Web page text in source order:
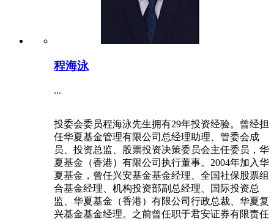
程海泳
...
投委会委员程海泳先生拥有29年投资经验。曾经担
任华夏基金管理有限公司总经理助理、管委会成
员、投资总监、股票投资决策委员会主任委员，华
夏基金（香港）有限公司执行董事。2004年加入华
夏基金，曾任兴安基金基金经理、全国社保股票组
合基金经理、机构投资部副总经理、国际投资总
监、华夏基金（香港）有限公司行政总裁、华夏复
兴基金基金经理。之前曾任职于君安证券有限责任